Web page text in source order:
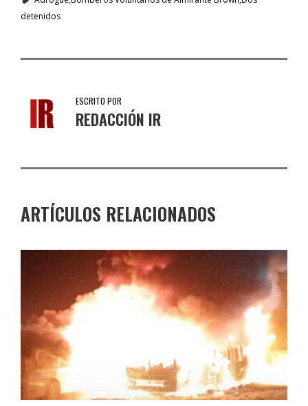
detenidos
ESCRITO POR
REDACCIÓN IR
ARTÍCULOS RELACIONADOS